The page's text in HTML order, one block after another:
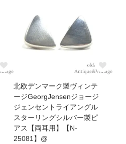
北欧デンマーク製ヴィンテ
ージGeorgJensenジョージ
ジェンセントライアングル
スターリングシルバー製ピ
アス【両耳用】【N-
25081】@